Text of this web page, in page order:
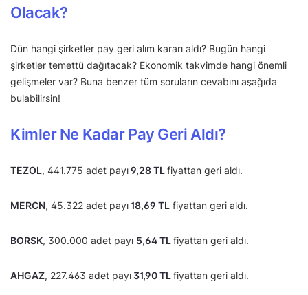
Olacak?
Dün hangi şirketler pay geri alım kararı aldı? Bugün hangi
şirketler temettü dağıtacak? Ekonomik takvimde hangi önemli
gelişmeler var? Buna benzer tüm soruların cevabını aşağıda
bulabilirsin!
Kimler Ne Kadar Pay Geri Aldı?
TEZOL, 441.775 adet payı9,28 TLfiyattan geri aldı.
MERCN, 45.322 adet payı18,69 TL fiyattan geri aldı.
BORSK, 300.000 adet payı 5,64 TLfiyattan geri aldı.
AHGAZ, 227.463 adet payı31,90 TLfiyattan geri aldı.